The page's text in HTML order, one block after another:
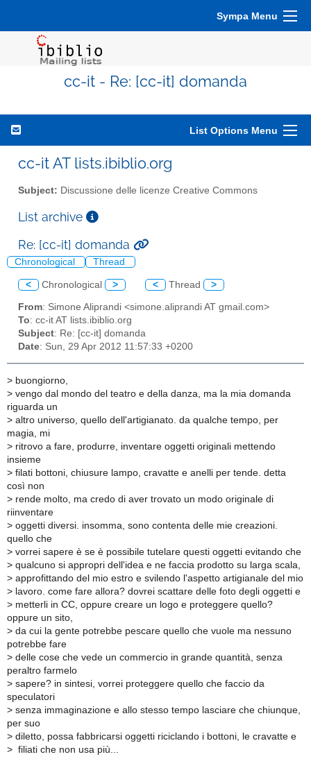
Sympa Menu
cc-it - Re: [cc-it] domanda
List Options Menu
cc-it AT lists.ibiblio.org
Subject: Discussione delle licenze Creative Commons
List archive
Re: [cc-it] domanda
Chronological Thread
< Chronological > < Thread >
From: Simone Aliprandi <simone.aliprandi AT gmail.com>
To: cc-it AT lists.ibiblio.org
Subject: Re: [cc-it] domanda
Date: Sun, 29 Apr 2012 11:57:33 +0200
> buongiorno,
> vengo dal mondo del teatro e della danza, ma la mia domanda
riguarda un
> altro universo, quello dell'artigianato. da qualche tempo, per
magia, mi
> ritrovo a fare, produrre, inventare oggetti originali mettendo
insieme
> filati bottoni, chiusure lampo, cravatte e anelli per tende. detta
così non
> rende molto, ma credo di aver trovato un modo originale di
riinventare
> oggetti diversi. insomma, sono contenta delle mie creazioni.
quello che
> vorrei sapere è se è possibile tutelare questi oggetti evitando che
> qualcuno si appropri dell'idea e ne faccia prodotto su larga scala,
> approfittando del mio estro e svilendo l'aspetto artigianale del mio
> lavoro. come fare allora? dovrei scattare delle foto degli oggetti e
> metterli in CC, oppure creare un logo e proteggere quello?
oppure un sito,
> da cui la gente potrebbe pescare quello che vuole ma nessuno
potrebbe fare
> delle cose che vede un commercio in grande quantità, senza
peraltro farmelo
> sapere? in sintesi, vorrei proteggere quello che faccio da
speculatori
> senza immaginazione e allo stesso tempo lasciare che chiunque,
per suo
> diletto, possa fabbricarsi oggetti riciclando i bottoni, le cravatte e
> filiati che non usa più...